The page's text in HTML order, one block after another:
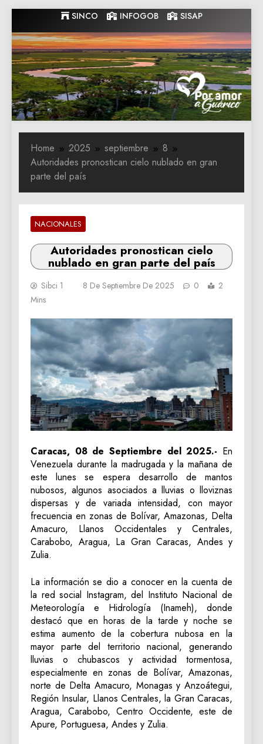
to
content
SINCO INFOGOB SISAP
Gobernacion
de Guarico
Gobernacion de Guarico
Home 2025 septiembre
8
Autoridades pronostican cielo nublado en gran
parte del país
NACIONALES
Autoridades pronostican cielo
nublado en gran parte del país
Sibci 1 8 De Septiembre De 2025 0
2
Mins
Caracas, 08 de Septiembre del 2025.- En
Venezuela durante la madrugada y la mañana de
este lunes se espera desarrollo de mantos
nubosos, algunos asociados a lluvias o lloviznas
dispersas y de variada intensidad, con mayor
frecuencia en zonas de Bolívar, Amazonas, Delta
Amacuro, Llanos Occidentales y Centrales,
Carabobo, Aragua, La Gran Caracas, Andes y
Zulia.
La información se dio a conocer en la cuenta de
la red social Instagram, del Instituto Nacional de
Meteorología e Hidrología (Inameh), donde
destacó que en horas de la tarde y noche se
estima aumento de la cobertura nubosa en la
mayor parte del territorio nacional, generando
lluvias o chubascos y actividad tormentosa,
especialmente en zonas de Bolívar, Amazonas,
norte de Delta Amacuro, Monagas y Anzoátegui,
Región Insular, Llanos Centrales, la Gran Caracas,
Aragua, Carabobo, Centro Occidente, este de
Apure, Portuguesa, Andes y Zulia.